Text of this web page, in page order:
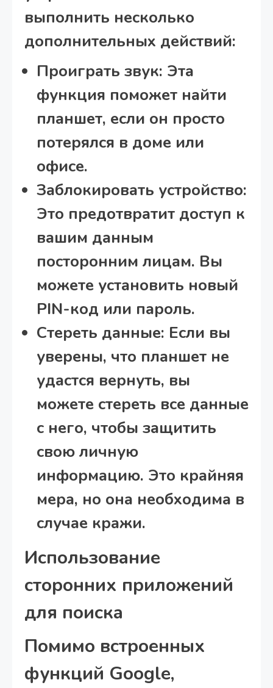
выполнить несколько
дополнительных действий:
Проиграть звук: Эта
функция поможет найти
планшет, если он просто
потерялся в доме или
офисе.
Заблокировать устройство:
Это предотвратит доступ к
вашим данным
посторонним лицам. Вы
можете установить новый
PIN-код или пароль.
Стереть данные: Если вы
уверены, что планшет не
удастся вернуть, вы
можете стереть все данные
с него, чтобы защитить
свою личную
информацию. Это крайняя
мера, но она необходима в
случае кражи.
Использование
сторонних приложений
для поиска
Помимо встроенных
функций Google,